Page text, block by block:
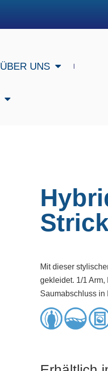
ÜBER UNS
Mit dieser
gekleidet. 1/1
Saumabschluss in